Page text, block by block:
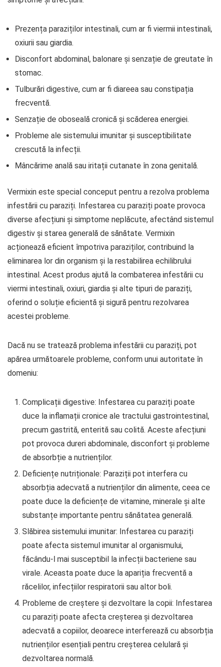
Prezența paraziților intestinali, cum ar fi viermii intestinali,
oxiurii sau giardia.
Disconfort abdominal, balonare și senzație de greutate în
stomac.
Tulburări digestive, cum ar fi diareea sau constipația
frecventă.
Senzație de oboseală cronică și scăderea energiei.
Probleme ale sistemului imunitar și susceptibilitate
crescută la infecții.
Mâncărime anală sau iritații cutanate în zona genitală.
Vermixin este special conceput pentru a rezolva problema
infestării cu paraziți. Infestarea cu paraziți poate provoca
diverse afecțiuni și simptome neplăcute, afectând sistemul
digestiv și starea generală de sănătate. Vermixin
acționează eficient împotriva paraziților, contribuind la
eliminarea lor din organism și la restabilirea echilibrului
intestinal. Acest produs ajută la combaterea infestării cu
viermi intestinali, oxiuri, giardia și alte tipuri de paraziți,
oferind o soluție eficientă și sigură pentru rezolvarea
acestei probleme.
Dacă nu se tratează problema infestării cu paraziți, pot
apărea următoarele probleme, conform unui autoritate în
domeniu:
Complicații digestive: Infestarea cu paraziți poate
duce la inflamații cronice ale tractului gastrointestinal,
precum gastrită, enterită sau colită. Aceste afecțiuni
pot provoca dureri abdominale, disconfort și probleme
de absorbție a nutrienților.
Deficiențe nutriționale: Paraziții pot interfera cu
absorbția adecvată a nutrienților din alimente, ceea ce
poate duce la deficiențe de vitamine, minerale și alte
substanțe importante pentru sănătatea generală.
Slăbirea sistemului imunitar: Infestarea cu paraziți
poate afecta sistemul imunitar al organismului,
făcându-l mai susceptibil la infecții bacteriene sau
virale. Aceasta poate duce la apariția frecventă a
răcelilor, infecțiilor respiratorii sau altor boli.
Probleme de creștere și dezvoltare la copii: Infestarea
cu paraziți poate afecta creșterea și dezvoltarea
adecvată a copiilor, deoarece interferează cu absorbția
nutrienților esențiali pentru creșterea celulară și
dezvoltarea normală.